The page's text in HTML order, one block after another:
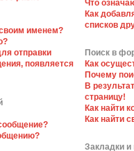
именем?
отправки
появляется
Что
Как
списков
Поиск в
Как
Почему
В
страницу!
Как найти
Как найти
Закладки и